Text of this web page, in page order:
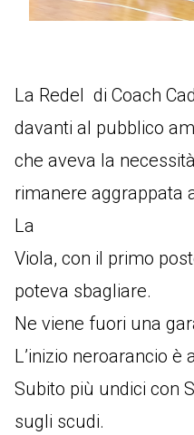
La Redel di Coach
davanti al pubblico
che aveva la
rimanere aggrappata
La
Viola, con il primo
poteva sbagliare.
Ne viene fuori una
L’inizio neroarancio è
Subito più undici con
sugli scudi.